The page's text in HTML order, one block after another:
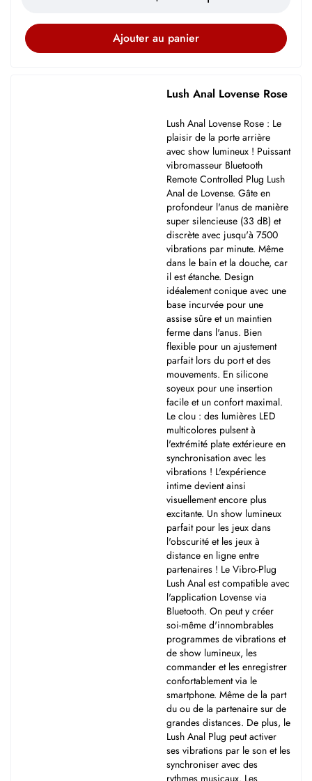
Ajouter au panier
Lush Anal Lovense Rose
Lush Anal Lovense Rose : Le
plaisir de la porte arrière
avec show lumineux ! Puissant
vibromasseur Bluetooth
Remote Controlled Plug Lush
Anal de Lovense. Gâte en
profondeur l'anus de manière
super silencieuse (33 dB) et
discrète avec jusqu'à 7500
vibrations par minute. Même
dans le bain et la douche, car
il est étanche. Design
idéalement conique avec une
base incurvée pour une
assise sûre et un maintien
ferme dans l'anus. Bien
flexible pour un ajustement
parfait lors du port et des
mouvements. En silicone
soyeux pour une insertion
facile et un confort maximal.
Le clou : des lumières LED
multicolores pulsent à
l'extrémité plate extérieure en
synchronisation avec les
vibrations ! L'expérience
intime devient ainsi
visuellement encore plus
excitante. Un show lumineux
parfait pour les jeux dans
l'obscurité et les jeux à
distance en ligne entre
partenaires ! Le Vibro-Plug
Lush Anal est compatible avec
l'application Lovense via
Bluetooth. On peut y créer
soi-même d'innombrables
programmes de vibrations et
de show lumineux, les
commander et les enregistrer
confortablement via le
smartphone. Même de la part
du ou de la partenaire sur de
grandes distances. De plus, le
Lush Anal Plug peut activer
ses vibrations par le son et les
synchroniser avec des
rythmes musicaux. Les